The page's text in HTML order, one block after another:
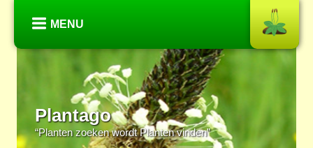
MENU
Plantago
“Planten zoeken wordt Planten vinden”